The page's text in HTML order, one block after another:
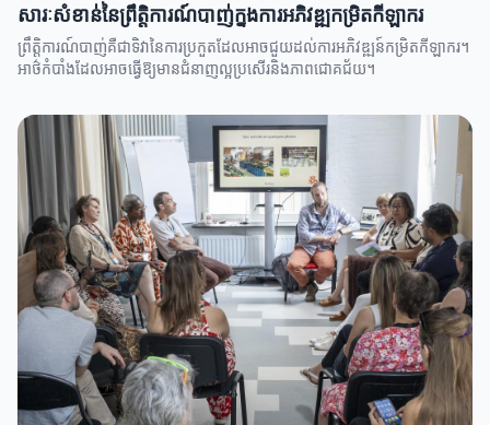
សារៈសំខាន់នៃព្រឹតិ្តការណ៍បាញ់ក្នុងការអភិវឌ្ឍកម្រិតកីឡាករ
ព្រឹតិ្តការណ៍បាញ់គឺជាទិវានៃការប្រកួតដែលអាចជួយដល់ការអភិវឌ្ឍន៍កម្រិតកីឡាករ។
អាថ៌កំបាំងដែលអាចធ្វើឱ្យមានជំនាញល្អប្រសើរនិងភាពជោគជ័យ។